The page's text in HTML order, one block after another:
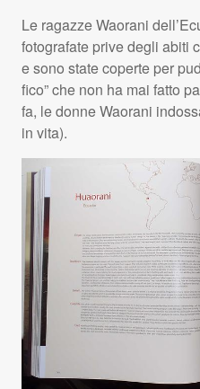
Le ragazze Waorani
fotografate prive degli abiti
e sono state coperte per
fico” che non ha mai fatto
fa, le donne Waorani
in vita).